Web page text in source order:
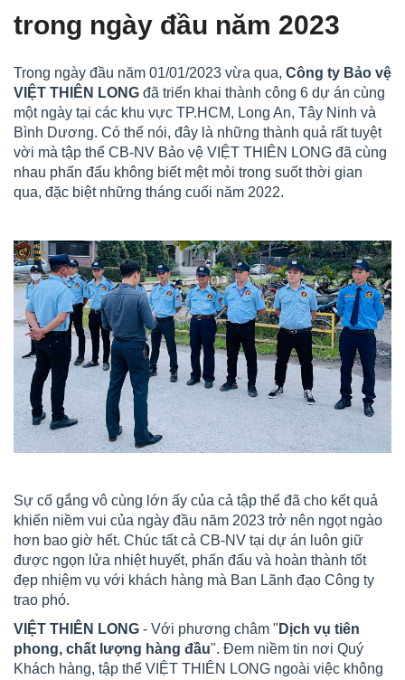
trong ngày đầu năm 2023
Trong ngày đầu năm 01/01/2023 vừa qua, Công ty Bảo vệ
VIỆT THIÊN LONG đã triển khai thành công 6 dự án cùng
một ngày tại các khu vực TP.HCM, Long An, Tây Ninh và
Bình Dương. Có thể nói, đây là những thành quả rất tuyệt
vời mà tập thể CB-NV Bảo vệ VIỆT THIÊN LONG đã cùng
nhau phấn đấu không biết mệt mỏi trong suốt thời gian
qua, đặc biệt những tháng cuối năm 2022.
Sự cố gắng vô cùng lớn ấy của cả tập thể đã cho kết quả
khiến niềm vui của ngày đầu năm 2023 trở nên ngọt ngào
hơn bao giờ hết. Chúc tất cả CB-NV tại dự án luôn giữ
được ngọn lửa nhiệt huyết, phấn đấu và hoàn thành tốt
đẹp nhiệm vụ với khách hàng mà Ban Lãnh đạo Công ty
trao phó.
VIỆT THIÊN LONG - Với phương châm " Dịch vụ tiên
phong, chất lượng hàng đầu". Đem niềm tin nơi Quý
Khách hàng, tập thể VIỆT THIÊN LONG ngoài việc không